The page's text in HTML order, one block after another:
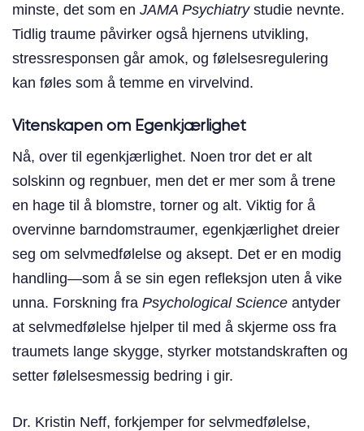
minste, det som en JAMA Psychiatrystudie nevnte.
Tidlig traume påvirker også hjernens utvikling,
stressresponsen går amok, og følelsesregulering
kan føles som å temme en virvelvind.
Vitenskapen om Egenkjærlighet
Nå, over til egenkjærlighet. Noen tror det er alt
solskinn og regnbuer, men det er mer som å trene
en hage til å blomstre, torner og alt. Viktig for å
overvinne barndomstraumer, egenkjærlighet dreier
seg om selvmedfølelse og aksept. Det er en modig
handling—som å se sin egen refleksjon uten å vike
unna. Forskning fra Psychological Science antyder
at selvmedfølelse hjelper til med å skjerme oss fra
traumets lange skygge, styrker motstandskraften og
setter følelsesmessig bedring i gir.
Dr. Kristin Neff, forkjemper for selvmedfølelse,